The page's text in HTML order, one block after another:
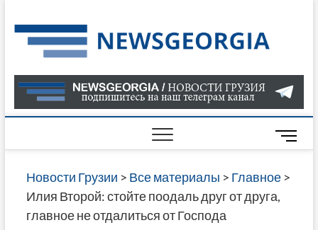
to
content
О
В
ГРУЗИИ
САЙТЕ
M
e
n
Новости Грузии > Все материалы > Главное>
Илия Второй: стойте поодаль друг от друга,
главное не отдалиться от Господа